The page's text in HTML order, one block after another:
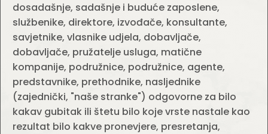
dosadašnje, sadašnje i buduće zaposlene,
službenike, direktore, izvođače, konsultante,
savjetnike, vlasnike udjela, dobavljače,
dobavljače, pružatelje usluga, matične
kompanije, podružnice, podružnice, agente,
predstavnike, prethodnike, nasljednike
(zajednički, "naše stranke") odgovorne za bilo
kakav gubitak ili štetu bilo koje vrste nastale kao
rezultat bilo kakve pronevjere, presretanja,